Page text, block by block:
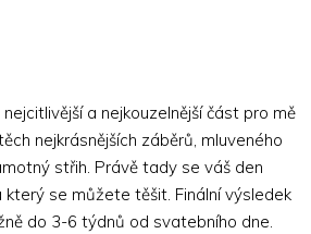
a nejkouzelnější část pro mě
nejkrásnějších záběrů, mluveného
střih. Právě tady se váš den
který se můžete těšit. Finální výsledek
do 3-6 týdnů od svatebního dne.